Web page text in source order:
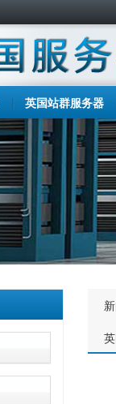
英国站群服务器